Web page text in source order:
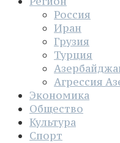
Россия
Иран
Грузия
Турция
Агрессия
Экономика
Общество
Культура
Спорт